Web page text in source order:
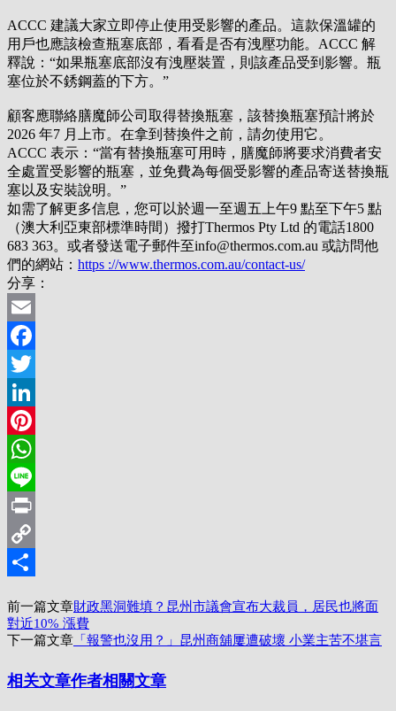
ACCC 建議大家立即停止使用受影響的產品。 這款保溫罐的
用戶也應該檢查瓶塞底部，看看是否有洩壓功能。 ACCC 解
釋說：“如果瓶塞底部沒有洩壓裝置，則該產品受到影響。瓶
塞位於不銹鋼蓋的下方。”
顧客應聯絡膳魔師公司取得替換瓶塞，該替換瓶塞預計將於
2026 年7 月上市。 在拿到替換件之前，請勿使用它。
ACCC 表示：“當有替換瓶塞可用時，膳魔師將要求消費者安
全處置受影響的瓶塞，並免費為每個受影響的產品寄送替換瓶
塞以及安裝說明。”
如需了解更多信息，您可以於週一至週五上午9 點至下午5 點
（澳大利亞東部標準時間）撥打Thermos Pty Ltd 的電話1800
683 363。 或者發送電子郵件至info@thermos.com.au 或訪問他
們的網站： https ://www.thermos.com.au/contact-us/
分享：
Email
Facebook
Twitter
LinkedIn
Pinterest
WhatsApp
Line
Print
Copy
享
前一篇文章財政黑洞難填？昆州市議會宣布大裁員，居民也將面
對近10% 漲費
下一篇文章 「報警也沒用？」昆州商舖屢遭破壞 小業主苦不堪言
相关文章作者相關文章